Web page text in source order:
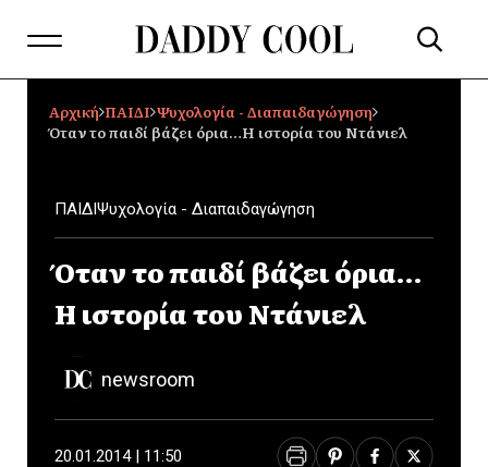
Αρχική ΠΑΙΔΙ Ψυχολογία - Διαπαιδαγώγηση
Όταν το παιδί βάζει όρια…H ιστορία του Ντάνιελ
ΠΑΙΔΙΨυχολογία - Διαπαιδαγώγηση
Όταν το παιδί βάζει όρια…
H ιστορία του Ντάνιελ
newsroom
20.01.2014 | 11:50